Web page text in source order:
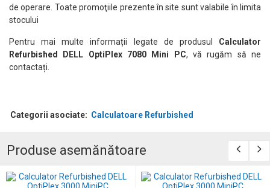
de operare. Toate promoţiile prezente în site sunt valabile în limita
stocului
Pentru mai multe informații legate de produsul Calculator
Refurbished DELL OptiPlex 7080 Mini PC, vă rugăm să ne
contactați.
Categorii asociate: Calculatoare Refurbished
Produse asemănătoare